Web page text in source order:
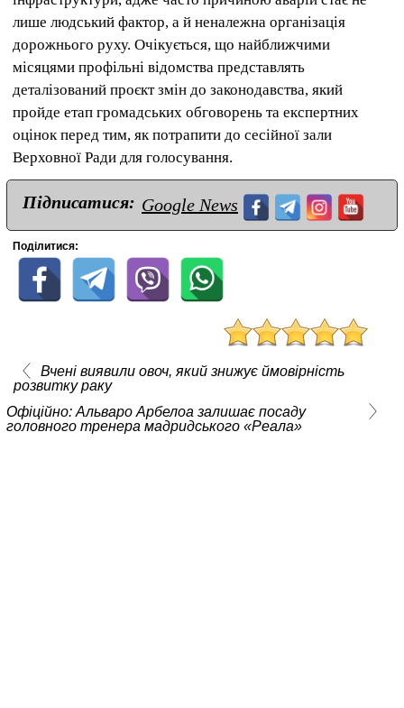
лише людський фактор, а й неналежна організація
дорожнього руху. Очікується, що найближчими
місяцями профільні відомства представлять
деталізований проєкт змін до законодавства, який
пройде етап громадських обговорень та експертних
оцінок перед тим, як потрапити до сесійної зали
Верховної Ради для голосування.
Підписатися: Google News
Поділитися:
Вчені виявили овоч, який знижує ймовірність
розвитку раку
Офіційно: Альваро Арбелоа залишає посаду
головного тренера мадридського «Реала»